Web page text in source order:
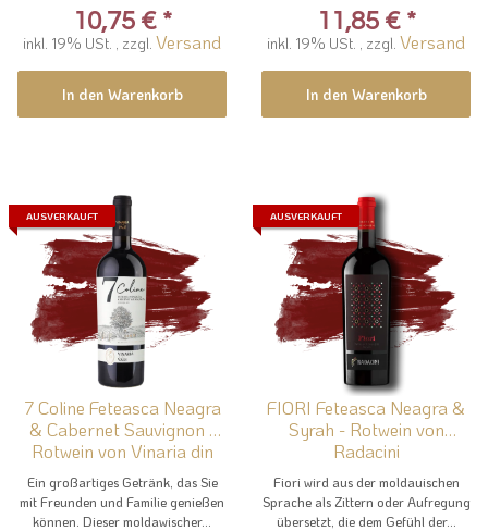
10,75 € *
inkl. 19% USt. , zzgl. Versand
In den Warenkorb
11,85 € *
inkl. 19% USt. , zzgl. Versand
In den Warenkorb
AUSVERKAUFT
7 Coline Feteasca Neagra
& Cabernet Sauvignon -
Rotwein von Vinaria din
Vale
Ein großartiges Getränk, das Sie
mit Freunden und Familie genießen
können. Dieser moldawischer...
AUSVERKAUFT
FIORI Feteasca Neagra &
Syrah - Rotwein von
Radacini
Fiori wird aus der moldauischen
Sprache als Zittern oder Aufregung
übersetzt, die dem Gefühl der...